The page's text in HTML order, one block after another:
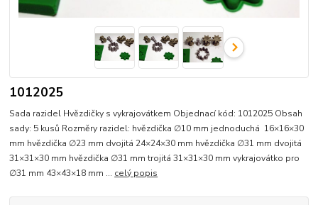
1012025
Sada razidel Hvězdičky s vykrajovátkem Objednací kód: 1012025 Obsah
sady: 5 kusů Rozměry razidel: hvězdička ∅10 mm jednoduchá 16×16×30
mm hvězdička ∅23 mm dvojitá 24×24×30 mm hvězdička ∅31 mm dvojitá
31×31×30 mm hvězdička ∅31 mm trojitá 31×31×30 mm vykrajovátko pro
∅31 mm 43×43×18 mm ... celý popis